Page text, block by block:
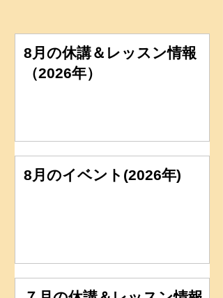
8月の休講＆レッスン情報
（2026年）
8月のイベント(2026年)